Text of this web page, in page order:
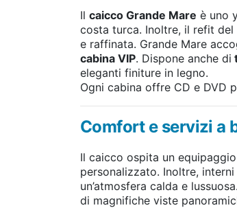
Il caicco Grande Mare è uno
costa turca. Inoltre, il refit del
e raffinata. Grande Mare
cabina VIP. Dispone anche di
eleganti finiture in legno.
Ogni cabina offre CD e DVD
Comfort e servizi a
Il caicco ospita un
personalizzato. Inoltre,
un’atmosfera calda e
di magnifiche viste